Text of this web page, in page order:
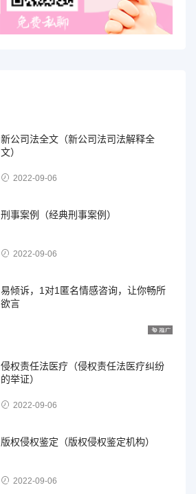
新公司法全文（新公司法司法解释全
文）
2022-09-06
刑事案例（经典刑事案例）
2022-09-06
易倾诉，1对1匿名情感咨询，让你畅所
欲言
侵权责任法医疗（侵权责任法医疗纠纷
的举证）
2022-09-06
版权侵权鉴定（版权侵权鉴定机构）
2022-09-06